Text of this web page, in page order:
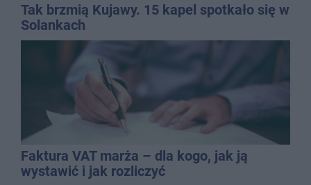
Tak brzmią Kujawy. 15 kapel spotkało się w
Solankach
Faktura VAT marża – dla kogo, jak ją
wystawić i jak rozliczyć